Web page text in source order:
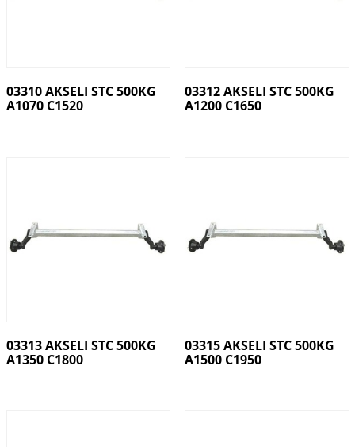
03310 AKSELI STC 500KG
A1070 C1520
03312 AKSELI STC 500KG
A1200 C1650
03313 AKSELI STC 500KG
A1350 C1800
03315 AKSELI STC 500KG
A1500 C1950